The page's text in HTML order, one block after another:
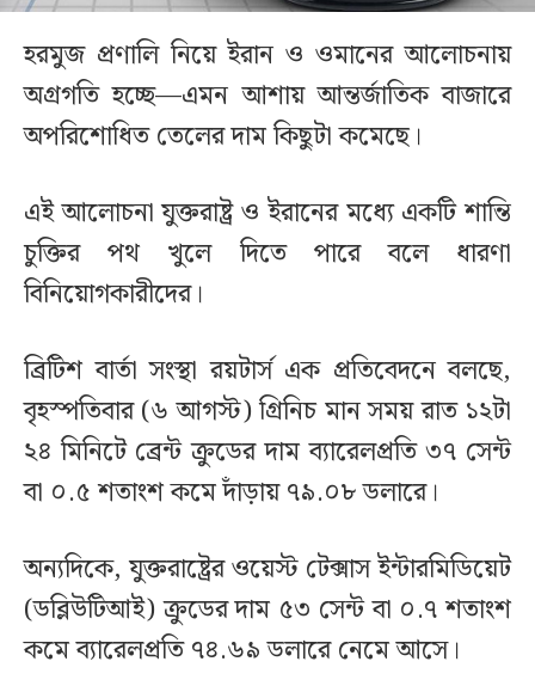
হরমুজ প্রণালি নিয়ে ইরান ও ওমানের আলোচনায়
অগ্রগতি হচ্ছে—এমন আশায় আন্তর্জাতিক বাজারে
অপরিশোধিত তেলের দাম কিছুটা কমেছে।
এই আলোচনা যুক্তরাষ্ট্র ও ইরানের মধ্যে একটি শান্তি
চুক্তির পথ খুলে দিতে পারে বলে ধারণা
বিনিয়োগকারীদের।
ব্রিটিশ বার্তা সংস্থা রয়টার্স এক প্রতিবেদনে বলছে,
বৃহস্পতিবার (৬ আগস্ট) গ্রিনিচ মান সময় রাত ১২টা
২৪ মিনিটে ব্রেন্ট ক্রুডের দাম ব্যারেলপ্রতি ৩৭ সেন্ট
বা ০.৫ শতাংশ কমে দাঁড়ায় ৭৯.০৮ ডলারে।
অন্যদিকে, যুক্তরাষ্ট্রের ওয়েস্ট টেক্সাস ইন্টারমিডিয়েট
(ডব্লিউটিআই) ক্রুডের দাম ৫৩ সেন্ট বা ০.৭ শতাংশ
কমে ব্যারেলপ্রতি ৭৪.৬৯ ডলারে নেমে আসে।